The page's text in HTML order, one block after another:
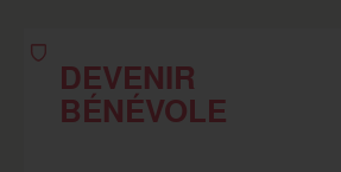
DEVENIR
BÉNÉVOLE